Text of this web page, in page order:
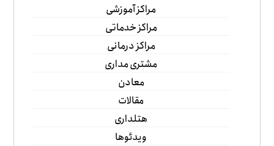
مراکز آموزشی
مراکز خدماتی
مراکز درمانی
مشتری مداری
معادن
مقالات
هتلداری
ویدئوها